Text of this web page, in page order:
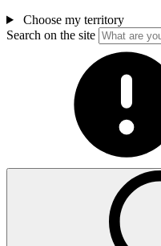
Choose my territory
Search on the site